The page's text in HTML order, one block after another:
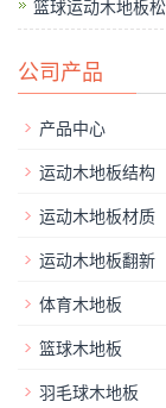
业的厂家在生产
腐效果。而且在
龙骨的防腐处理
种方式是减少木
除了能够使整个
篮球运动木地板
公司产品
产品中心
运动木地板结构
运动木地板材质
运动木地板翻新
体育木地板
篮球木地板
羽毛球木地板